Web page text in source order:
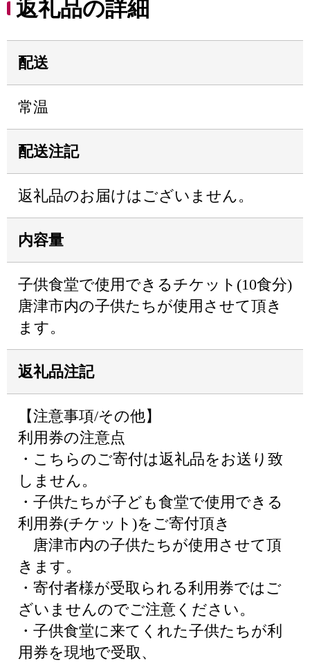
返礼品の詳細
配送
常温
配送注記
返礼品のお届けはございません。
内容量
子供食堂で使用できるチケット(10食分)
唐津市内の子供たちが使用させて頂き
ます。
返礼品注記
【注意事項/その他】
利用券の注意点
・こちらのご寄付は返礼品をお送り致
しません。
・子供たちが子ども食堂で使用できる
利用券(チケット)をご寄付頂き
唐津市内の子供たちが使用させて頂
きます。
・寄付者様が受取られる利用券ではご
ざいませんのでご注意ください。
・子供食堂に来てくれた子供たちが利
用券を現地で受取、